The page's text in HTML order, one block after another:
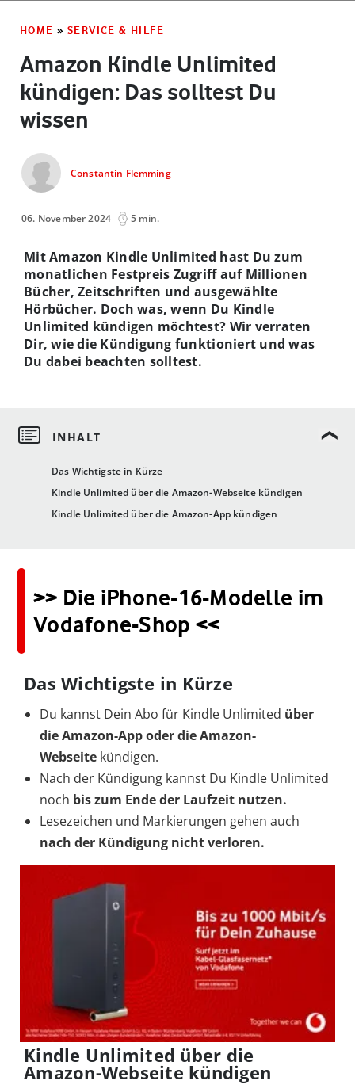
HOME » SERVICE & HILFE
Amazon Kindle Unlimited
kündigen: Das solltest Du
wissen
Constantin Flemming
06. November 2024 5 min.
Das Wichtigste in Kürze
Kindle Unlimited über die Amazon-Webseite kündigen
Kindle Unlimited über die Amazon-App kündigen
Mit Amazon Kindle Unlimited hast Du zum
monatlichen Festpreis Zugriff auf Millionen
Bücher, Zeitschriften und ausgewählte
Hörbücher. Doch was, wenn Du Kindle
Unlimited kündigen möchtest? Wir verraten
Dir, wie die Kündigung funktioniert und was
Du dabei beachten solltest.
>> Die iPhone-16-Modelle im
Vodafone-Shop <<
Das Wichtigste in Kürze
Du kannst Dein Abo für Kindle Unlimited über
die Amazon-App oder die Amazon-
Webseite kündigen.
Nach der Kündigung kannst Du Kindle Unlimited
noch bis zum Ende der Laufzeit nutzen.
Lesezeichen und Markierungen gehen auch
nach der Kündigung nicht verloren.
Kindle Unlimited über die
Amazon-Webseite kündigen